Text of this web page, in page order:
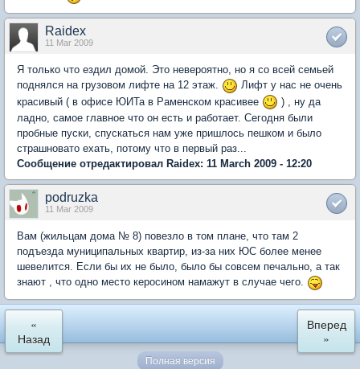
Raidex
11 Mar 2009
Я только что ездил домой. Это невероятно, но я со всей семьей
поднялся на грузовом лифте на 12 этаж.
Лифт у нас не очень
красивый ( в офисе ЮИТа в Раменском красивее
) , ну да
ладно, самое главное что он есть и работает. Сегодня были
пробные пуски, спускаться нам уже пришлось пешком и было
страшновато ехать, потому что в первый раз...
Сообщение отредактировал Raidex: 11 March 2009 - 12:20
podruzka
11 Mar 2009
Вам (жильцам дома № 8) повезло в том плане, что там 2
подъезда муниципальных квартир, из-за них ЮС более менее
шевелится. Если бы их не было, было бы совсем печально, а так
знают , что одно место керосином намажут в случае чего.
«
Назад
Вперед
»
Полная версия